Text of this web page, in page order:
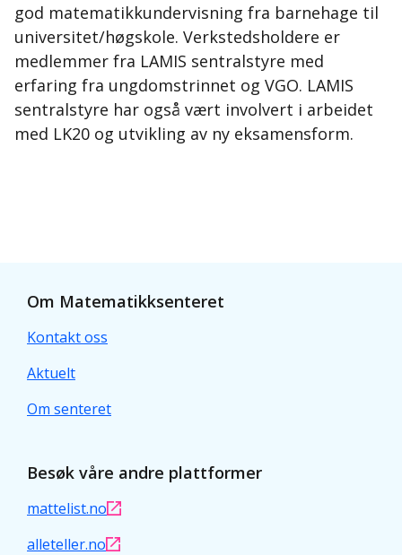
god matematikkundervisning fra barnehage til
universitet/høgskole. Verkstedsholdere er
medlemmer fra LAMIS sentralstyre med
erfaring fra ungdomstrinnet og VGO. LAMIS
sentralstyre har også vært involvert i arbeidet
med LK20 og utvikling av ny eksamensform.
Om Matematikksenteret
Kontakt oss
Aktuelt
Om senteret
Besøk våre andre plattformer
mattelist.no
alleteller.no